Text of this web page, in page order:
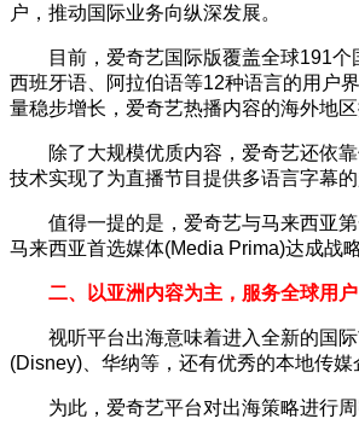
户，推动国际业务向纵深发展。
目前，爱奇艺国际版覆盖全球191
西班牙语、阿拉伯语等12种语言的用户
量稳步增长，爱奇艺热播内容的海外地
除了大规模优质内容，爱奇艺还依
技术实现了为直播节目提供多语言字幕的
值得一提的是，爱奇艺与马来西亚
马来西亚首选媒体(Media Prima)达成战
二、以亚‍洲内容为主，服务全球用户
视听平台出海意味着进入全新的国
(Disney)、华纳等，还有优秀的本地传
为此，爱奇艺平台对出海策略进行